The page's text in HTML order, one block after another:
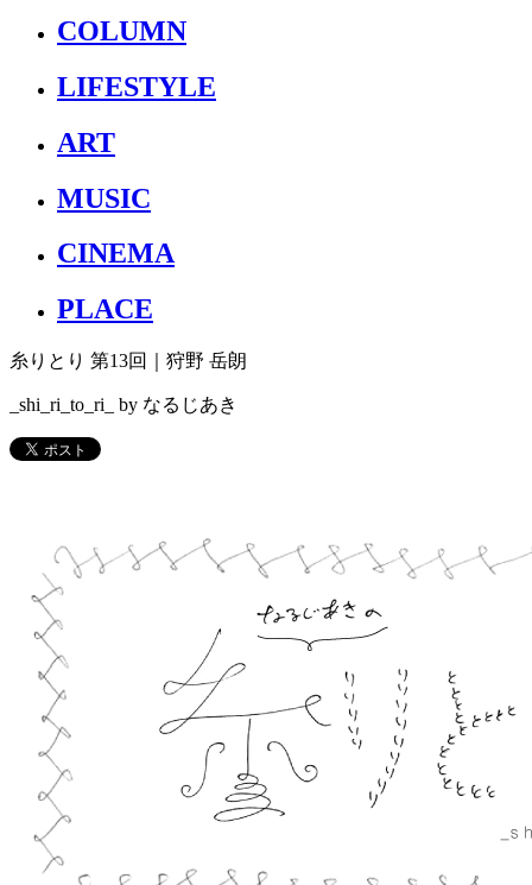
COLUMN
LIFESTYLE
ART
MUSIC
CINEMA
PLACE
糸りとり 第13回｜狩野 岳朗
_shi_ri_to_ri_ by なるじあき